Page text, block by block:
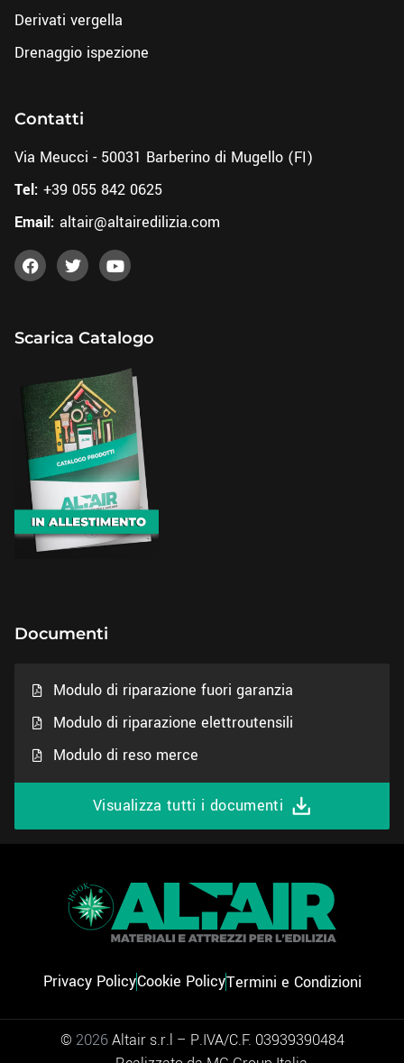
Derivati vergella
Drenaggio ispezione
Contatti
Via Meucci - 50031 Barberino di Mugello (FI)
Tel: +39 055 842 0625
Email: altair@altairedilizia.com
Scarica Catalogo
Documenti
Modulo di riparazione fuori garanzia
Modulo di riparazione elettroutensili
Modulo di reso merce
Visualizza tutti i documenti
Privacy PolicyCookie PolicyTermini e Condizioni
© 2026Altair s.r.l – P.IVA/C.F. 03939390484